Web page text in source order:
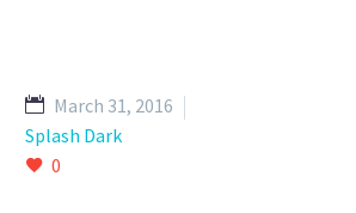
March 31, 2016
Splash Dark
0